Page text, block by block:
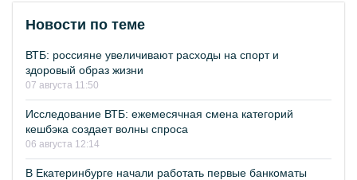
Новости по теме
ВТБ: россияне увеличивают расходы на спорт и
здоровый образ жизни
07 августа 11:50
Исследование ВТБ: ежемесячная смена категорий
кешбэка создает волны спроса
06 августа 12:14
В Екатеринбурге начали работать первые банкоматы